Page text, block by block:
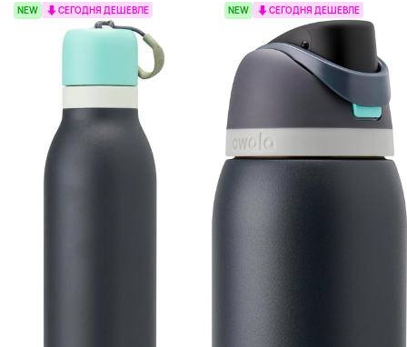
NEW СЕГОДНЯ ДЕШЕВЛЕ NEW СЕГОДНЯ ДЕШЕВЛЕ